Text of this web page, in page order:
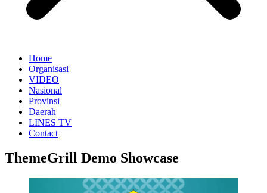
Home
Organisasi
VIDEO
Nasional
Provinsi
Daerah
LINES TV
Contact
ThemeGrill Demo Showcase